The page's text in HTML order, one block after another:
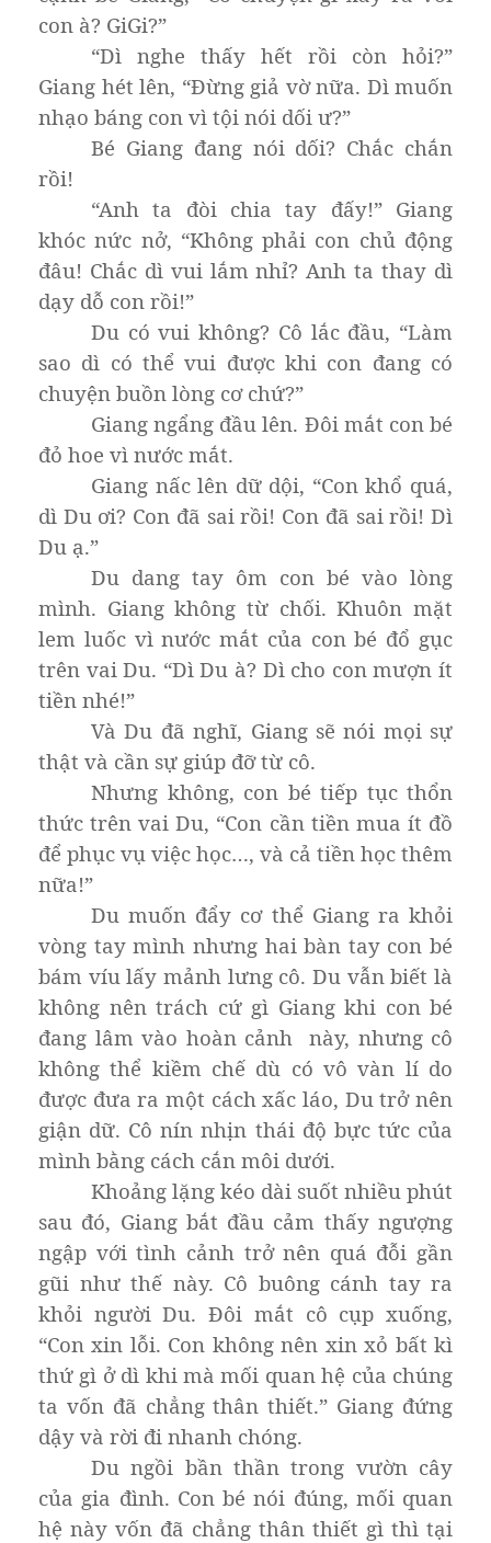
con à? GiGi?”
“Dì nghe thấy hết rồi còn hỏi?”
Giang hét lên, “Đừng giả vờ nữa. Dì muốn
nhạo báng con vì tội nói dối ư?”
Bé Giang đang nói dối? Chắc chắn
rồi!
“Anh ta đòi chia tay đấy!” Giang
khóc nức nở, “Không phải con chủ động
đâu! Chắc dì vui lắm nhỉ? Anh ta thay dì
dạy dỗ con rồi!”
Du có vui không? Cô lắc đầu, “Làm
sao dì có thể vui được khi con đang có
chuyện buồn lòng cơ chứ?”
Giang ngẩng đầu lên. Đôi mắt con bé
đỏ hoe vì nước mắt.
Giang nấc lên dữ dội, “Con khổ quá,
dì Du ơi? Con đã sai rồi! Con đã sai rồi! Dì
Du ạ.”
Du dang tay ôm con bé vào lòng
mình. Giang không từ chối. Khuôn mặt
lem luốc vì nước mắt của con bé đổ gục
trên vai Du. “Dì Du à? Dì cho con mượn ít
tiền nhé!”
Và Du đã nghĩ, Giang sẽ nói mọi sự
thật và cần sự giúp đỡ từ cô.
Nhưng không, con bé tiếp tục thổn
thức trên vai Du, “Con cần tiền mua ít đồ
để phục vụ việc học…, và cả tiền học thêm
nữa!”
Du muốn đẩy cơ thể Giang ra khỏi
vòng tay mình nhưng hai bàn tay con bé
bám víu lấy mảnh lưng cô. Du vẫn biết là
không nên trách cứ gì Giang khi con bé
đang lâm vào hoàn cảnh này, nhưng cô
không thể kiềm chế dù có vô vàn lí do
được đưa ra một cách xấc láo, Du trở nên
giận dữ. Cô nín nhịn thái độ bực tức của
mình bằng cách cắn môi dưới.
Khoảng lặng kéo dài suốt nhiều phút
sau đó, Giang bắt đầu cảm thấy ngượng
ngập với tình cảnh trở nên quá đỗi gần
gũi như thế này. Cô buông cánh tay ra
khỏi người Du. Đôi mắt cô cụp xuống,
“Con xin lỗi. Con không nên xin xỏ bất kì
thứ gì ở dì khi mà mối quan hệ của chúng
ta vốn đã chẳng thân thiết.” Giang đứng
dậy và rời đi nhanh chóng.
Du ngồi bần thần trong vườn cây
của gia đình. Con bé nói đúng, mối quan
hệ này vốn đã chẳng thân thiết gì thì tại